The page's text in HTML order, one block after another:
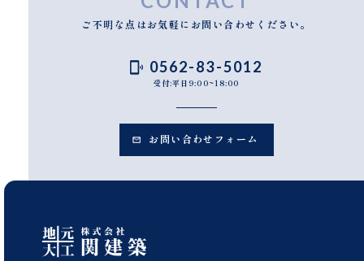
ご不明な点はお気軽にお問い合わせください。
0562-83-5012
受付:平日9:00~18:00
お問い合わせフォーム